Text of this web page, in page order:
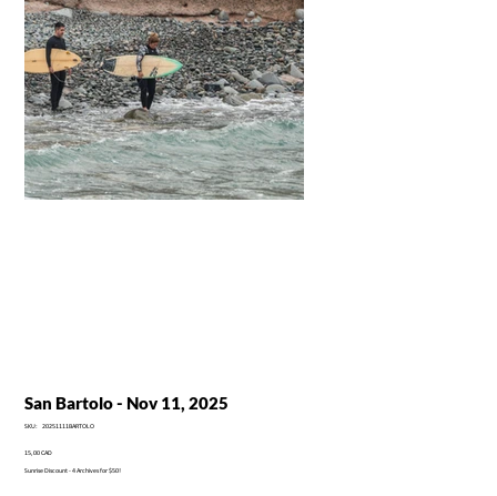
San Bartolo - Nov 11, 2025
SKU:
SKU
20251111BARTOLO
Precio
15,00 CAD
Sunrise Discount - 4 Archives for $50!